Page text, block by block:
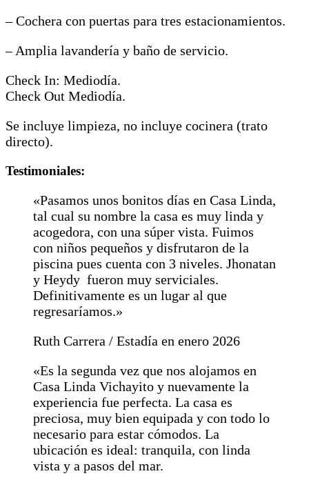
– Cochera con puertas para tres estacionamientos.
– Amplia lavandería y baño de servicio.
Check In: Mediodía.
Check Out Mediodía.
Se incluye limpieza, no incluye cocinera (trato
directo).
Testimoniales:
«Pasamos unos bonitos días en Casa Linda,
tal cual su nombre la casa es muy linda y
acogedora, con una súper vista. Fuimos
con niños pequeños y disfrutaron de la
piscina pues cuenta con 3 niveles. Jhonatan
y Heydy fueron muy serviciales.
Definitivamente es un lugar al que
regresaríamos.»
Ruth Carrera / Estadía en enero 2026
«Es la segunda vez que nos alojamos en
Casa Linda Vichayito y nuevamente la
experiencia fue perfecta. La casa es
preciosa, muy bien equipada y con todo lo
necesario para estar cómodos. La
ubicación es ideal: tranquila, con linda
vista y a pasos del mar.